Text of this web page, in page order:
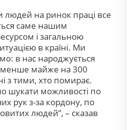
людей на ринок праці все
саме нашим
і загальною
в країні. Ми
в нас народжується
майже на 300
з тими, хто помирає.
шукати можливості по
рук з-за кордону, по
людей”, – сказав